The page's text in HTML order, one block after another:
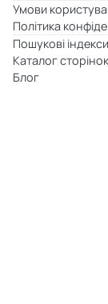
Умови
Політика
Пошукові індекси
Каталог сторінок
Блог